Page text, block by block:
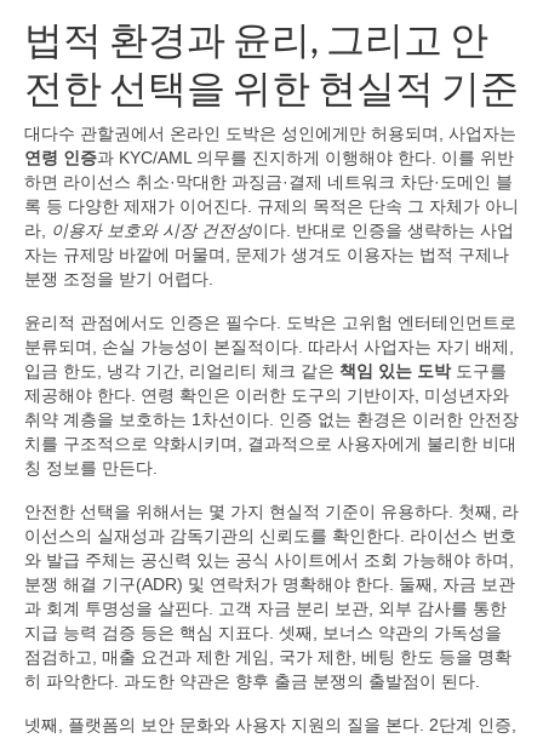
법적 환경과 윤리, 그리고 안
전한 선택을 위한 현실적 기준
대다수 관할권에서 온라인 도박은 성인에게만 허용되며, 사업자는
연령 인증과 KYC/AML 의무를 진지하게 이행해야 한다. 이를 위반
하면 라이선스 취소·막대한 과징금·결제 네트워크 차단·도메인 블
록 등 다양한 제재가 이어진다. 규제의 목적은 단속 그 자체가 아니
라, 이용자 보호와 시장 건전성이다. 반대로 인증을 생략하는 사업
자는 규제망 바깥에 머물며, 문제가 생겨도 이용자는 법적 구제나
분쟁 조정을 받기 어렵다.
윤리적 관점에서도 인증은 필수다. 도박은 고위험 엔터테인먼트로
분류되며, 손실 가능성이 본질적이다. 따라서 사업자는 자기 배제,
입금 한도, 냉각 기간, 리얼리티 체크 같은 책임 있는 도박도구를
제공해야 한다. 연령 확인은 이러한 도구의 기반이자, 미성년자와
취약 계층을 보호하는 1차선이다. 인증 없는 환경은 이러한 안전장
치를 구조적으로 약화시키며, 결과적으로 사용자에게 불리한 비대
칭 정보를 만든다.
안전한 선택을 위해서는 몇 가지 현실적 기준이 유용하다. 첫째, 라
이선스의 실재성과 감독기관의 신뢰도를 확인한다. 라이선스 번호
와 발급 주체는 공신력 있는 공식 사이트에서 조회 가능해야 하며,
분쟁 해결 기구(ADR) 및 연락처가 명확해야 한다. 둘째, 자금 보관
과 회계 투명성을 살핀다. 고객 자금 분리 보관, 외부 감사를 통한
지급 능력 검증 등은 핵심 지표다. 셋째, 보너스 약관의 가독성을
점검하고, 매출 요건과 제한 게임, 국가 제한, 베팅 한도 등을 명확
히 파악한다. 과도한 약관은 향후 출금 분쟁의 출발점이 된다.
넷째, 플랫폼의 보안 문화와 사용자 지원의 질을 본다. 2단계 인증,